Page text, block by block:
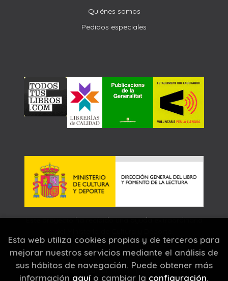
Quiénes somos
Pedidos especiales
Este proyecto ha recibido una ayuda extraordinaria
2026 ©Llibreria Carrer Major . Todos los Derechos
Esta web utiliza cookies propias y de terceros para
mejorar nuestros servicios mediante el análisis de
sus hábitos de navegación. Puede obtener más
información aquí o cambiar la configuración.